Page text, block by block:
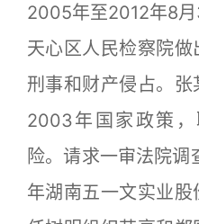
2005年至2012年8
天心区人民检察院
刑事和财产侵占。
2003年国家政策
险。请求一审法院
年湖南五一文实业股